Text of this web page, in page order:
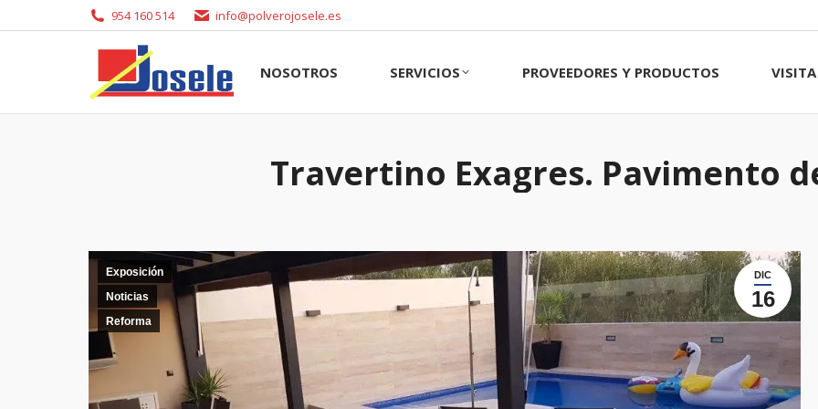
954 160 514 info@polverojosele.es
NOSOTROS SERVICIOS PROVEEDORES Y PRODUCTOS VISITA
Travertino Exagres. Pavimento
DIC
16
Exposición
Noticias
Reforma
NOSOTROS SERVICIOS PROVEEDORES Y PRODUCTOS VISITA